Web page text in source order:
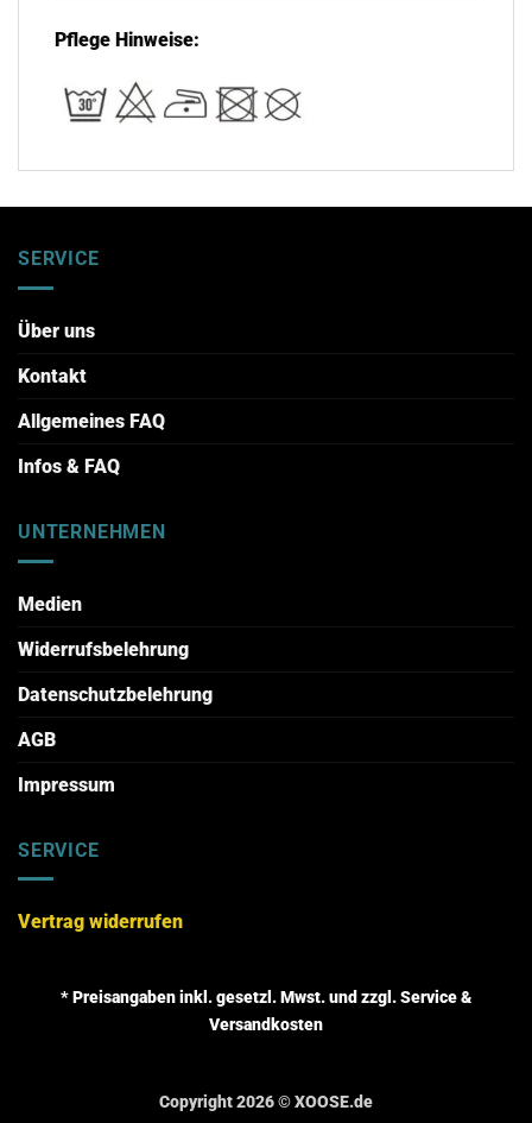
Pflege Hinweise:
SERVICE
Über uns
Kontakt
Allgemeines FAQ
Infos & FAQ
UNTERNEHMEN
Medien
Widerrufsbelehrung
Datenschutzbelehrung
AGB
Impressum
SERVICE
Vertrag widerrufen
* Preisangaben inkl. gesetzl. Mwst. und zzgl. Service &
Versandkosten
Copyright 2026 ©XOOSE.de